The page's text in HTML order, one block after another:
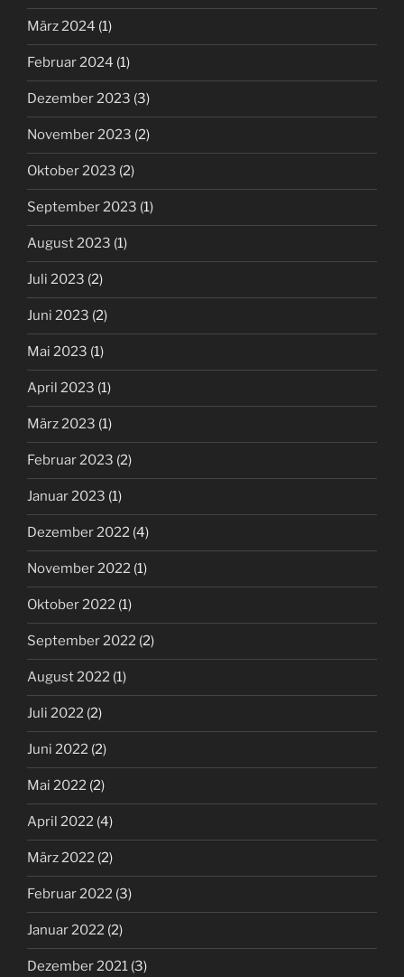
März 2024 (1)
Februar 2024 (1)
Dezember 2023 (3)
November 2023 (2)
Oktober 2023 (2)
September 2023 (1)
August 2023 (1)
Juli 2023 (2)
Juni 2023 (2)
Mai 2023 (1)
April 2023 (1)
März 2023 (1)
Februar 2023 (2)
Januar 2023 (1)
Dezember 2022 (4)
November 2022 (1)
Oktober 2022 (1)
September 2022 (2)
August 2022 (1)
Juli 2022 (2)
Juni 2022 (2)
Mai 2022 (2)
April 2022 (4)
März 2022 (2)
Februar 2022 (3)
Januar 2022 (2)
Dezember 2021 (3)